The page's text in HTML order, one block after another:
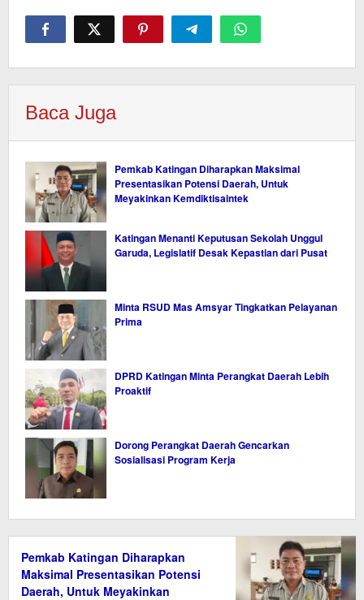
Baca Juga
Pemkab Katingan Diharapkan Maksimal
Presentasikan Potensi Daerah, Untuk
Meyakinkan Kemdiktisaintek
Katingan Menanti Keputusan Sekolah Unggul
Garuda, Legislatif Desak Kepastian dari Pusat
Minta RSUD Mas Amsyar Tingkatkan Pelayanan
Prima
DPRD Katingan Minta Perangkat Daerah Lebih
Proaktif
Dorong Perangkat Daerah Gencarkan
Sosialisasi Program Kerja
Pemkab Katingan Diharapkan
Maksimal Presentasikan Potensi
Daerah, Untuk Meyakinkan